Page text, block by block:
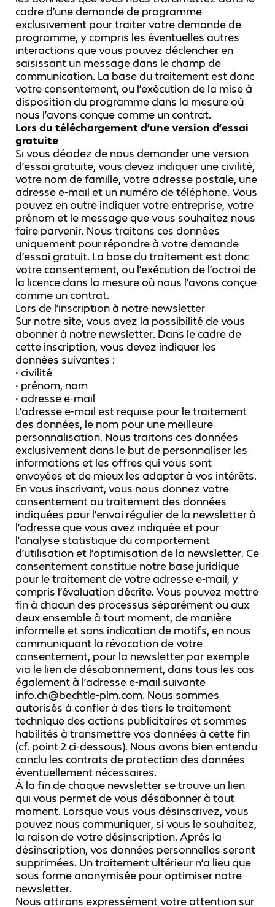
cadre d’une demande de programme
exclusivement pour traiter votre demande de
programme, y compris les éventuelles autres
interactions que vous pouvez déclencher en
saisissant un message dans le champ de
communication. La base du traitement est donc
votre consentement, ou l’exécution de la mise à
disposition du programme dans la mesure où
nous l’avons conçue comme un contrat.
Lors du téléchargement d’une version d’essai
gratuite
Si vous décidez de nous demander une version
d’essai gratuite, vous devez indiquer une civilité,
votre nom de famille, votre adresse postale, une
adresse e-mail et un numéro de téléphone. Vous
pouvez en outre indiquer votre entreprise, votre
prénom et le message que vous souhaitez nous
faire parvenir. Nous traitons ces données
uniquement pour répondre à votre demande
d’essai gratuit. La base du traitement est donc
votre consentement, ou l’exécution de l’octroi de
la licence dans la mesure où nous l’avons conçue
comme un contrat.
Lors de l’inscription à notre newsletter
Sur notre site, vous avez la possibilité de vous
abonner à notre newsletter. Dans le cadre de
cette inscription, vous devez indiquer les
données suivantes :
• civilité
• prénom, nom
• adresse e-mail
L’adresse e-mail est requise pour le traitement
des données, le nom pour une meilleure
personnalisation. Nous traitons ces données
exclusivement dans le but de personnaliser les
informations et les offres qui vous sont
envoyées et de mieux les adapter à vos intérêts.
En vous inscrivant, vous nous donnez votre
consentement au traitement des données
indiquées pour l’envoi régulier de la newsletter à
l’adresse que vous avez indiquée et pour
l’analyse statistique du comportement
d’utilisation et l’optimisation de la newsletter. Ce
consentement constitue notre base juridique
pour le traitement de votre adresse e-mail, y
compris l’évaluation décrite. Vous pouvez mettre
fin à chacun des processus séparément ou aux
deux ensemble à tout moment, de manière
informelle et sans indication de motifs, en nous
communiquant la révocation de votre
consentement, pour la newsletter par exemple
via le lien de désabonnement, dans tous les cas
également à l’adresse e-mail suivante
info.ch@bechtle-plm.com. Nous sommes
autorisés à confier à des tiers le traitement
technique des actions publicitaires et sommes
habilités à transmettre vos données à cette fin
(cf. point 2 ci-dessous). Nous avons bien entendu
conclu les contrats de protection des données
éventuellement nécessaires.
À la fin de chaque newsletter se trouve un lien
qui vous permet de vous désabonner à tout
moment. Lorsque vous vous désinscrivez, vous
pouvez nous communiquer, si vous le souhaitez,
la raison de votre désinscription. Après la
désinscription, vos données personnelles seront
supprimées. Un traitement ultérieur n’a lieu que
sous forme anonymisée pour optimiser notre
newsletter.
Nous attirons expressément votre attention sur